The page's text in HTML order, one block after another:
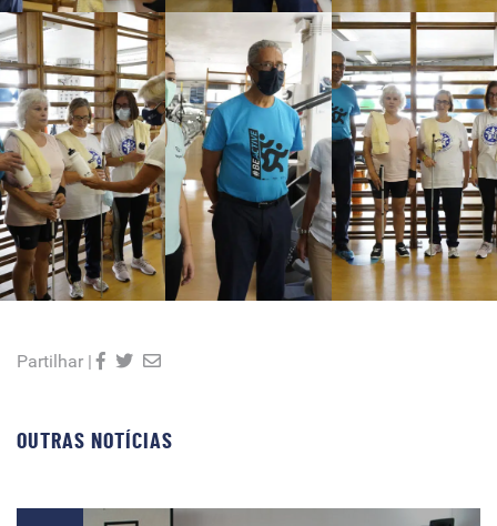
Partilhar |
OUTRAS NOTÍCIAS